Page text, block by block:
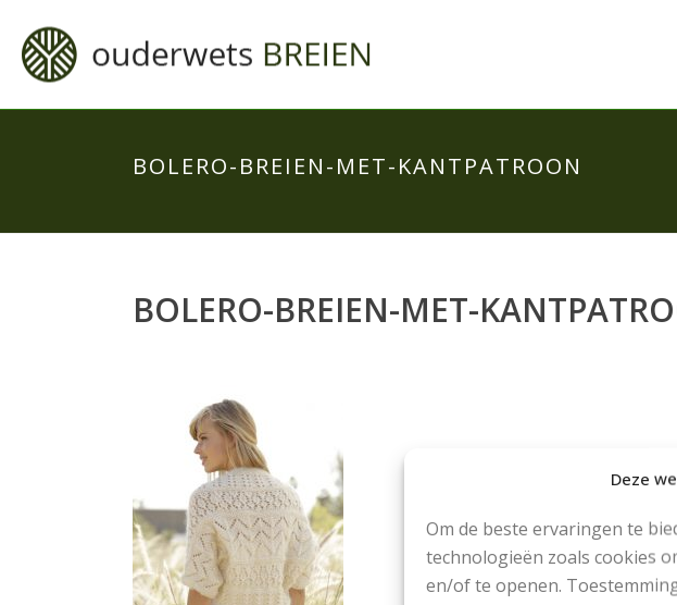
Deze
Om de beste ervaringen te
technologieën zoals cookies
en/of te openen.
BOLERO-BREIEN-MET-KANTPATROON
BOLERO-BREIEN-MET-